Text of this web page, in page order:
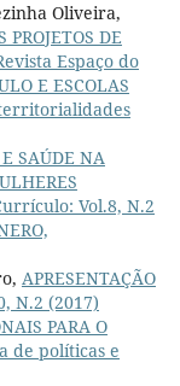
Oliveira,
DE
Espaço do
E ESCOLAS
SAÚDE NA
Vol.8, N.2
APRESENTAÇÃO
N.2 (2017)
PARA O
de políticas e